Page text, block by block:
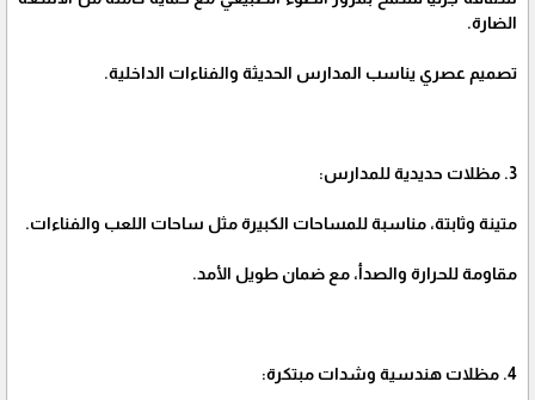
الضارة.
تصميم عصري يناسب المدارس الحديثة والفناءات الداخلية.
3. مظلات حديدية للمدارس:
متينة وثابتة، مناسبة للمساحات الكبيرة مثل ساحات اللعب والفناءات.
مقاومة للحرارة والصدأ، مع ضمان طويل الأمد.
4. مظلات هندسية وشدات مبتكرة: